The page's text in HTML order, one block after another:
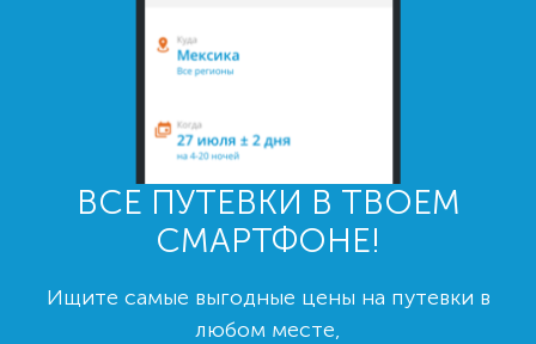
ВСЕ ПУТЕВКИ В ТВОЕМ
СМАРТФОНЕ!
Ищите самые выгодные цены на путевки в
любом месте,